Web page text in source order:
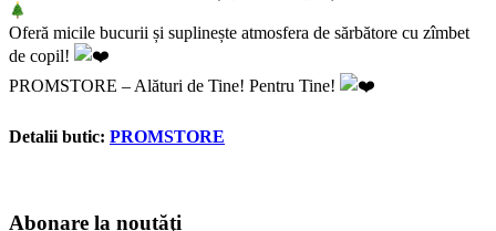
Oferă micile bucurii și suplinește atmosfera de sărbătore cu zîmbet
de copil!
PROMSTORE – Alături de Tine! Pentru Tine!
Detalii butic: PROMSTORE
Abonare la noutăţi